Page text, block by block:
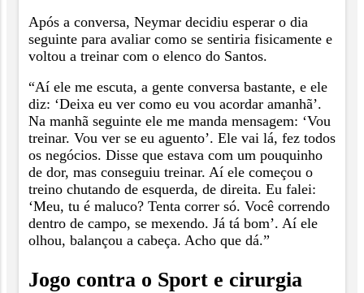
Após a conversa, Neymar decidiu esperar o dia
seguinte para avaliar como se sentiria fisicamente e
voltou a treinar com o elenco do Santos.
“Aí ele me escuta, a gente conversa bastante, e ele
diz: ‘Deixa eu ver como eu vou acordar amanhã’.
Na manhã seguinte ele me manda mensagem: ‘Vou
treinar. Vou ver se eu aguento’. Ele vai lá, fez todos
os negócios. Disse que estava com um pouquinho
de dor, mas conseguiu treinar. Aí ele começou o
treino chutando de esquerda, de direita. Eu falei:
‘Meu, tu é maluco? Tenta correr só. Você correndo
dentro de campo, se mexendo. Já tá bom’. Aí ele
olhou, balançou a cabeça. Acho que dá.”
Jogo contra o Sport e cirurgia